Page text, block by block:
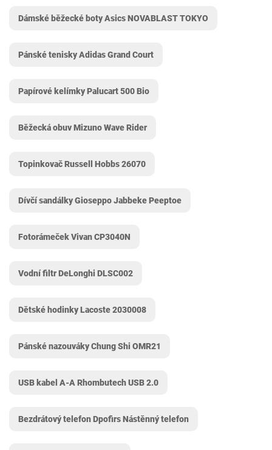
Dámské běžecké boty Asics NOVABLAST TOKYO
Pánské tenisky Adidas Grand Court
Papírové kelímky Palucart 500 Bio
Běžecká obuv Mizuno Wave Rider
Topinkovač Russell Hobbs 26070
Dívčí sandálky Gioseppo Jabbeke Peeptoe
Fotorámeček Vivan CP3040N
Vodní filtr DeLonghi DLSC002
Dětské hodinky Lacoste 2030008
Pánské nazouváky Chung Shi OMR21
USB kabel A-A Rhombutech USB 2.0
Bezdrátový telefon Dpofirs Nástěnný telefon